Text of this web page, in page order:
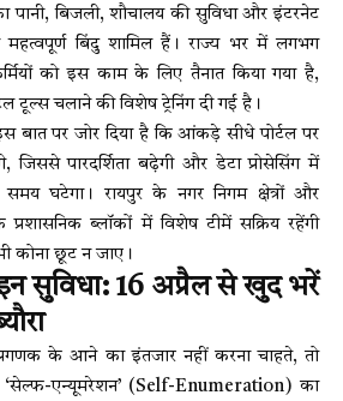
पानी, बिजली, शौचालय की सुविधा और इंटरनेट
बिंदु शामिल हैं। राज्य भर में लगभग
को इस काम के लिए तैनात किया गया है,
टूल्स चलाने की विशेष ट्रेनिंग दी गई है।
बात पर जोर दिया है कि आंकड़े सीधे पोर्टल पर
जिससे पारदर्शिता बढ़ेगी और डेटा प्रोसेसिंग में
घटेगा। रायपुर के नगर निगम क्षेत्रों और
प्रशासनिक ब्लॉकों में विशेष टीमें सक्रिय रहेंगी
कोना छूट न जाए।
सुविधा: 16 अप्रैल से खुद भरें
के आने का इंतजार नहीं करना चाहते, तो
एन्यूमरेशन’ (Self-Enumeration) का